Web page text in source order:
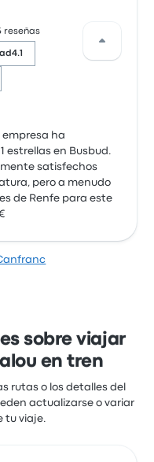
reseñas
4.1
empresa ha
estrellas en Busbud.
satisfechos
pero a menudo
de Renfe para este
sobre viajar
en tren
rutas o los detalles del
actualizarse o variar
tu viaje.